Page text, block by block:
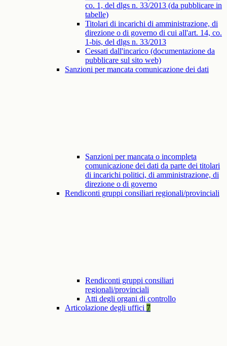
co. 1, del dlgs n. 33/2013 (da pubblicare in
tabelle)
Titolari di incarichi di amministrazione, di
direzione o di governo di cui all'art. 14, co.
1-bis, del dlgs n. 33/2013
Cessati dall'incarico (documentazione da
pubblicare sul sito web)
Sanzioni per mancata comunicazione dei dati
Sanzioni per mancata o incompleta
comunicazione dei dati da parte dei titolari
di incarichi politici, di amministrazione, di
direzione o di governo
Rendiconti gruppi consiliari regionali/provinciali
Rendiconti gruppi consiliari
regionali/provinciali
Atti degli organi di controllo
Articolazione degli uffici 7